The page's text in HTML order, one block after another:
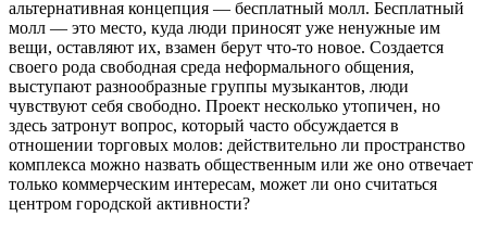
альтернативная концепция — бесплатный молл. Бесплатный
молл — это место, куда люди приносят уже ненужные им
вещи, оставляют их, взамен берут что-то новое. Создается
своего рода свободная среда неформального общения,
выступают разнообразные группы музыкантов, люди
чувствуют себя свободно. Проект несколько утопичен, но
здесь затронут вопрос, который часто обсуждается в
отношении торговых молов: действительно ли пространство
комплекса можно назвать общественным или же оно отвечает
только коммерческим интересам, может ли оно считаться
центром городской активности?